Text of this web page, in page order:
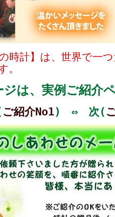
時計】は、世界で一
。
ジは、実例ご紹介
ご紹介No1) ⇔ 次(